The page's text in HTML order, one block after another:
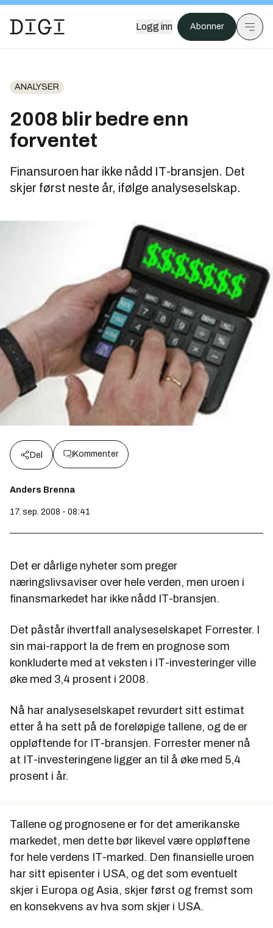
Logg inn Abonner
ANALYSER
2008 blir bedre enn
forventet
Finansuroen har ikke nådd IT-bransjen. Det
skjer først neste år, ifølge analyseselskap.
Del Kommenter
Anders Brenna
17. sep. 2008 - 08:41
Det er dårlige nyheter som preger
næringslivsaviser over hele verden, men uroen i
finansmarkedet har ikke nådd IT-bransjen.
Det påstår ihvertfall analyseselskapet Forrester. I
sin mai-rapport la de frem en prognose som
konkluderte med at veksten i IT-investeringer ville
øke med 3,4 prosent i 2008.
Nå har analyseselskapet revurdert sitt estimat
etter å ha sett på de foreløpige tallene, og de er
oppløftende for IT-bransjen. Forrester mener nå
at IT-investeringene ligger an til å øke med 5,4
prosent i år.
Tallene og prognosene er for det amerikanske
markedet, men dette bør likevel være oppløftene
for hele verdens IT-marked. Den finansielle uroen
har sitt episenter i USA, og det som eventuelt
skjer i Europa og Asia, skjer først og fremst som
en konsekvens av hva som skjer i USA.